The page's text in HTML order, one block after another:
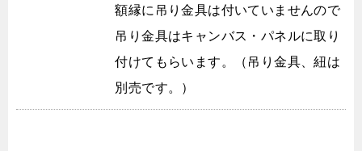
額縁に吊り金具は付いていませんので
吊り金具はキャンバス・パネルに取り
付けてもらいます。（吊り金具、紐は
別売です。）